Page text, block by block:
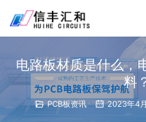
电路板材质是什么，
料
PCB板资讯 2023年4